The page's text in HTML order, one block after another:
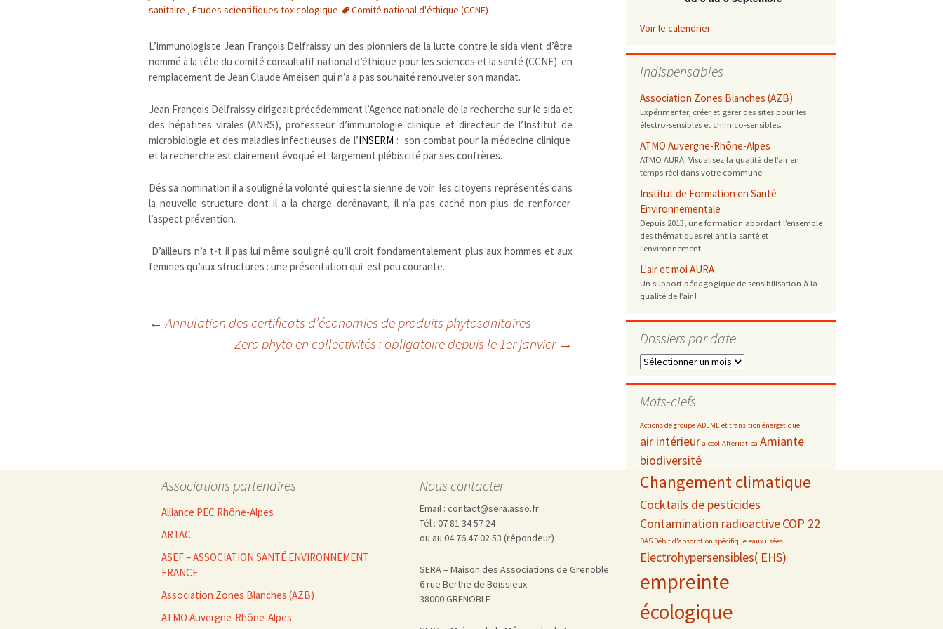
modes de conservation et de cuisson
Biodiversité
Changements climatiques
Contamination infectieuse
cancérigène / mutagène / reprotoxique
métaux lourds et autres
perturbateurs endocriniens
Déchets
économie circulaire
recyclage
traitements
Décisions politiques et juridiques
européenne
internationale
Eau
mers et océans
renouvelables / transition énergétique
Environnement numérique
Études scientifiques
épidémiologique
Modes de comportement
Pharmacovigilance, produits et
dispositifs de santé, vaccins
Population à risque
adolescents
femmes enceintes / enfants
sanitaire , Études scientifiques toxicologique Comité national d'éthique (CCNE)
L’immunologiste Jean François Delfraissy un des pionniers de la lutte contre le sida vient d’être
nommé à la tête du comité consultatif national d’éthique pour les sciences et la santé (CCNE) en
remplacement de Jean Claude Ameisen qui n’a a pas souhaité renouveler son mandat.
Jean François Delfraissy dirigeait précédemment l’Agence nationale de la recherche sur le sida et
des hépatites virales (ANRS), professeur d’immunologie clinique et directeur de l’Institut de
microbiologie et des maladies infectieuses de l’INSERM : son combat pour la médecine clinique
et la recherche est clairement évoqué et largement plébiscité par ses confrères.
Dés sa nomination il a souligné la volonté qui est la sienne de voir les citoyens représentés dans
la nouvelle structure dont il a la charge dorénavant, il n’a pas caché non plus de renforcer
l’aspect prévention.
D’ailleurs n’a t-t il pas lui même souligné qu’il croit fondamentalement plus aux hommes et aux
femmes qu’aux structures : une présentation qui est peu courante..
Navigation
← Annulation des certificats d’économies de produits phytosanitaires
Zero phyto en collectivités : obligatoire depuis le 1er janvier →
Voir le calendrier
Indispensables
Association Zones Blanches (AZB)
Expérimenter, créer et gérer des sites pour les
électro-sensibles et chimico-sensibles.
ATMO Auvergne-Rhône-Alpes
ATMO AURA: Visualisez la qualité de l’air en
temps réel dans votre commune.
Institut de Formation en Santé
Environnementale
Depuis 2013, une formation abordant l’ensemble
des thématiques reliant la santé et
l’environnement
L'air et moi AURA
Un support pédagogique de sensibilisation à la
qualité de l’air !
Dossiers par date
Dossiers
date
Mots-clefs
Actions de groupe ADEME et transition énergétique
air intérieur alcool Alternatiba Amiante
biodiversité
Changement climatique
Cocktails de pesticides
Contamination radioactiveCOP 22
DAS Débit d'absorption spécifique eaux usées
Electrohypersensibles( EHS)
empreinte
écologique
Associations partenaires
Alliance PEC Rhône-Alpes
ARTAC
ASEF – ASSOCIATION SANTÉ ENVIRONNEMENT
FRANCE
Association Zones Blanches (AZB)
ATMO Auvergne-Rhône-Alpes
Nous contacter
Email : contact@sera.asso.fr
Tél : 07 81 34 57 24
ou au 04 76 47 02 53 (répondeur)
SERA – Maison des Associations de Grenoble
6 rue Berthe de Boissieux
38000 GRENOBLE